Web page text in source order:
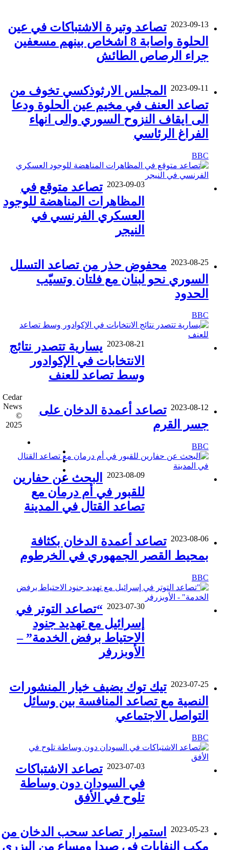
2023-09-13 تصاعد وتيرة الاشتباكات في عين
الحلوة واصابة 8 اشخاص بينهم مسعفين
جراء الرصاص الطائش
2023-09-11
المجلس الارثوذكسي تخوف من
تصاعد العنف في مخيم عين الحلوة ودعا
الى ايقاف النزوح السوري والى انهاء
الفراغ الرئاسي
BBC
2023-09-03 تصاعد متوقع في
المظاهرات المناهضة للوجود
العسكري الفرنسي في
النيجر
2023-08-25 محفوض حذر من تصاعد التسلل
السوري نحو لبنان مع فلتان وتسيّب
الحدود
BBC
2023-08-21 يسارية تتصدر نتائج
الانتخابات في الإكوادور
وسط تصاعد للعنف
2023-08-12 تصاعد أعمدة الدخان على
جسر القرم
BBC
2023-08-09
البحث عن حفارين
للقبور في أم درمان مع
تصاعد القتال في المدينة
2023-08-06 تصاعد أعمدة الدخان بكثافة
بمحيط القصر الجمهوري في الخرطوم
BBC
2023-07-30 “تصاعد التوتر في
إسرائيل مع تهديد جنود
الاحتياط برفض الخدمة” –
الأوبزرفر
2023-07-25 تيك توك يضيف خيار المنشورات
النصية مع تصاعد المنافسة بين وسائل
التواصل الاجتماعي
BBC
2023-07-03 تصاعد الاشتباكات
في السودان دون وساطة
تلوح في الأفق
2023-05-23
استمرار تصاعد سحب الدخان من
مكب النفايات في صيدا ومساع من البزري
Cedar
News
©
2025
‫YouTube
واتساب
زر
الذهاب